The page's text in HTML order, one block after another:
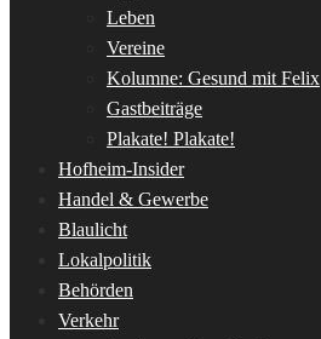
Leben
Vereine
Kolumne: Gesund mit Felix
Gastbeiträge
Plakate! Plakate!
Hofheim-Insider
Handel & Gewerbe
Blaulicht
Lokalpolitik
Behörden
Verkehr